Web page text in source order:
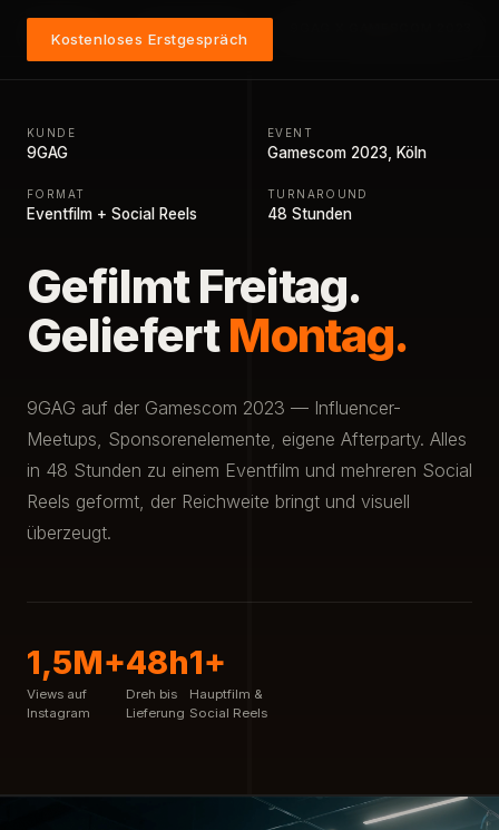
Kostenloses Erstgespräch
KUNDE
9GAG
EVENT
Gamescom 2023, Köln
FORMAT
Eventfilm + Social Reels
TURNAROUND
48 Stunden
Gefilmt Freitag.
GeliefertMontag.
9GAG auf der Gamescom 2023 — Influencer-
Meetups, Sponsorenelemente, eigene Afterparty. Alles
in 48 Stunden zu einem Eventfilm und mehreren Social
Reels geformt, der Reichweite bringt und visuell
überzeugt.
1,5M+
Views auf
Instagram
48h
Dreh bis
Lieferung
1+
Hauptfilm &
Social Reels